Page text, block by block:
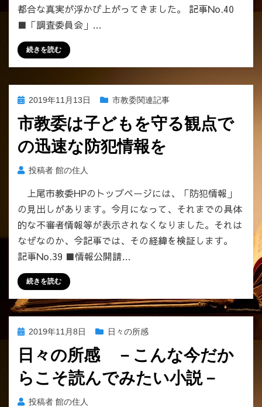
い
の
都合な真実が浮かび上がってきました。 記事No.40
■「調査委員会」…
続きを読む
投
日:
2019年11月13日 市教委関連記事
市教委は子どもを守る観点で
の迅速な防犯情報を
投稿者 館の住人
上尾市教委HPのトップページには、「防犯情報」
の見出しがあります。今月になって、それまでの具体
的な不審者情報等が表示されなくなりました。それは
なぜなのか、今記事では、その経緯を検証します。
記事No.39 ■情報公開請…
続きを読む
投
日:
2019年11月8日 日々の所感
日々の所感 －こんな今だか
らこそ読んでみたい小説－
投稿者 館の住人